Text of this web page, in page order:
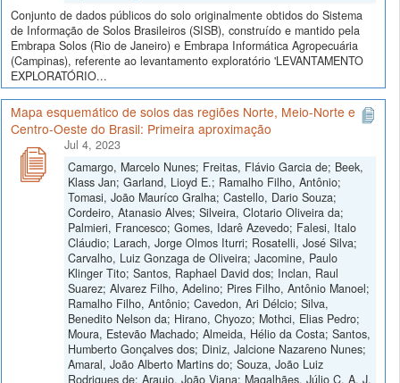
Conjunto de dados públicos do solo originalmente obtidos do Sistema
de Informação de Solos Brasileiros (SISB), construído e mantido pela
Embrapa Solos (Rio de Janeiro) e Embrapa Informática Agropecuária
(Campinas), referente ao levantamento exploratório 'LEVANTAMENTO
EXPLORATÓRIO...
Mapa esquemático de solos das regiões Norte, Meio-Norte e
Centro-Oeste do Brasil: Primeira aproximação
Jul 4, 2023
Camargo, Marcelo Nunes; Freitas, Flávio Garcia de; Beek,
Klass Jan; Garland, Lioyd E.; Ramalho Filho, Antônio;
Tomasi, João Mauríco Gralha; Castello, Dario Souza;
Cordeiro, Atanasio Alves; Silveira, Clotario Oliveira da;
Palmieri, Francesco; Gomes, Idarê Azevedo; Falesi, Italo
Cláudio; Larach, Jorge Olmos Iturri; Rosatelli, José Silva;
Carvalho, Luiz Gonzaga de Oliveira; Jacomine, Paulo
Klinger Tito; Santos, Raphael David dos; Inclan, Raul
Suarez; Alvarez Filho, Adelino; Pires Filho, Antônio Manoel;
Ramalho Filho, Antônio; Cavedon, Ari Délcio; Silva,
Benedito Nelson da; Hirano, Chyozo; Mothci, Elias Pedro;
Moura, Estevão Machado; Almeida, Hélio da Costa; Santos,
Humberto Gonçalves dos; Diniz, Jalcione Nazareno Nunes;
Amaral, João Alberto Martins do; Souza, João Luiz
Rodrigues de; Araujo, João Viana; Magalhães, Júlio C. A. J.